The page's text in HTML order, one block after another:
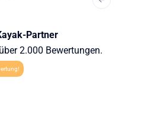
Partner
2.000 Bewertungen.